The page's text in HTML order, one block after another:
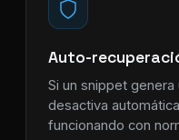
Auto-
Si un snippet
desactiva
funcionando con